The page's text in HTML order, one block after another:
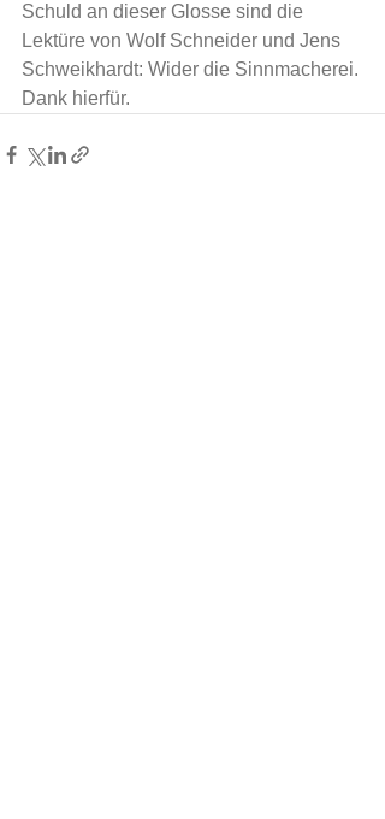
Schuld an dieser Glosse sind die
Lektüre von Wolf Schneider und Jens
Schweikhardt: Wider die Sinnmacherei.
Dank hierfür.